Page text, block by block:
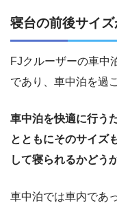
寝台の前後サイ
FJクルーザーの車中
であり、車中泊を過
車中泊を快適に行う
とともにそのサイズ
して寝られるかどう
車中泊では車内であ